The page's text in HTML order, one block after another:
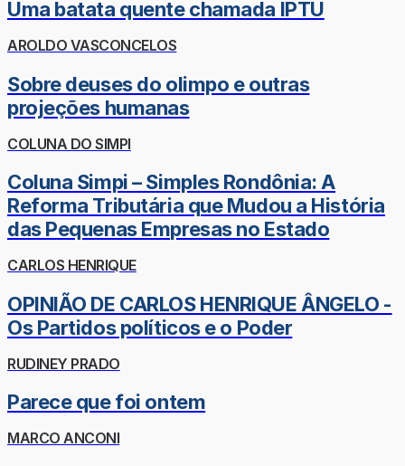
Uma batata quente chamada IPTU
AROLDO VASCONCELOS
Sobre deuses do olimpo e outras
projeções humanas
COLUNA DO SIMPI
Coluna Simpi – Simples Rondônia: A
Reforma Tributária que Mudou a História
das Pequenas Empresas no Estado
CARLOS HENRIQUE
OPINIÃO DE CARLOS HENRIQUE ÂNGELO -
Os Partidos políticos e o Poder
RUDINEY PRADO
Parece que foi ontem
MARCO ANCONI